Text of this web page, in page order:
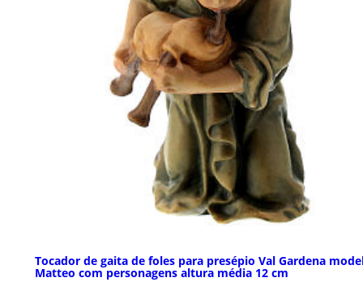
Tocador de gaita de foles para presépio Val Gardena
Matteo com personagens altura média 12 cm